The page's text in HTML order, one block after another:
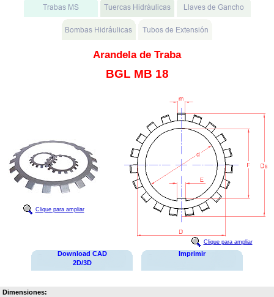
Arandela de Traba
BGL MB 18
Clique para ampliar
Clique para ampliar
Download CAD
2D/3D
Imprimir
Dimensiones: